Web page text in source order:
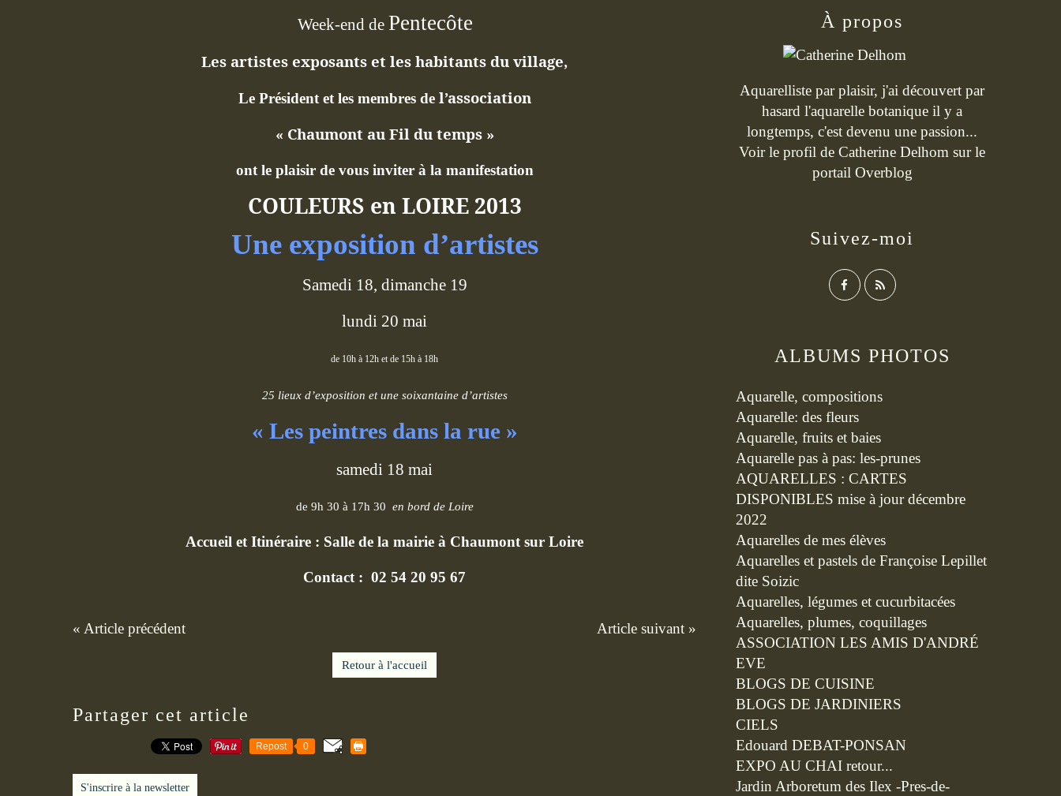
Week-end de Pentecôte
Les artistes exposants et les habitants du village,
Le Président et les membres de l’association
« Chaumont au Fil du temps »
ont le plaisir de vous inviter à la manifestation
COULEURS en LOIRE 2013
Une exposition d’artistes
Samedi 18, dimanche 19
lundi 20 mai
de 10h à 12h et de 15h à 18h
25 lieux d’exposition et une soixantaine d’artistes
« Les peintres dans la rue »
samedi 18 mai
de 9h 30 à 17h 30 en bord de Loire
Accueil et Itinéraire : Salle de la mairie à Chaumont sur Loire
Contact : 02 54 20 95 67
« Article précédent Article suivant »
Retour à l'accueil
Partager cet article
Repost 0
S'inscrire à la newsletter
ALBUMS PHOTOS
Aquarelle, compositions
Aquarelle: des fleurs
Aquarelle, fruits et baies
Aquarelle pas à pas: les-prunes
AQUARELLES : CARTES
DISPONIBLES mise à jour décembre
2022
Aquarelles de mes élèves
Aquarelles et pastels de Françoise Lepillet
dite Soizic
Aquarelles, légumes et cucurbitacées
Aquarelles, plumes, coquillages
ASSOCIATION LES AMIS D'ANDRÉ
EVE
BLOGS DE CUISINE
BLOGS DE JARDINIERS
CIELS
Edouard DEBAT-PONSAN
EXPO AU CHAI retour...
Jardin Arboretum des Ilex -Pres-de-
Suivez-moi
À propos
Aquarelliste par plaisir, j'ai découvert par
hasard l'aquarelle botanique il y a
longtemps, c'est devenu une passion...
Voir le profil de Catherine Delhom sur le
portail Overblog